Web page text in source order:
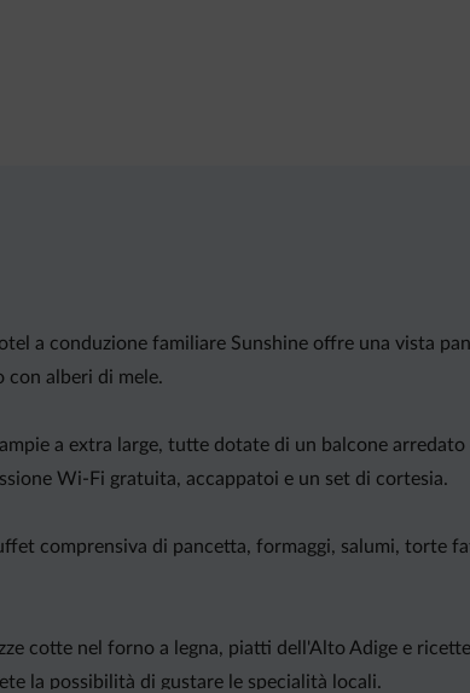
a conduzione familiare Sunshine offre una vista
con alberi di mele.
a extra large, tutte dotate di un balcone
Wi-Fi gratuita, accappatoi e un set di cortesia.
comprensiva di pancetta, formaggi, salumi, torte
cotte nel forno a legna, piatti dell'Alto Adige e
la possibilità di gustare le specialità locali.